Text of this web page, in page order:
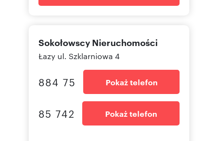
Sokołowscy Nieruchomości
Łazy ul. Szklarniowa 4
884 75 Pokaż telefon
85 742 Pokaż telefon